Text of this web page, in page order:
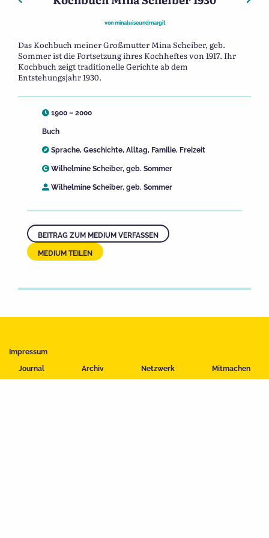
Journal Archiv Netzwerk Mitmachen
von minaluiseundmargit
Das Kochbuch meiner Großmutter Mina Scheiber, geb.
Sommer ist die Fortsetzung ihres Kochheftes von 1917. Ihr
Kochbuch zeigt traditionelle Gerichte ab dem
Entstehungsjahr 1930.
1900 – 2000
Buch
Sprache, Geschichte, Alltag, Familie, Freizeit
Wilhelmine Scheiber, geb. Sommer
Wilhelmine Scheiber, geb. Sommer
BEITRAG ZUM MEDIUM VERFASSEN
MEDIUM TEILEN
Impressum
Datenschutzerklärung
Nutzungsbedingungen